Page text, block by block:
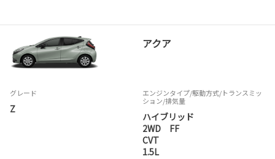
アクア
グレード
Z
エンジンタイプ/駆動方式/トランスミッ
ション/排気量
ハイブリッド
2WD FF
CVT
1.5L